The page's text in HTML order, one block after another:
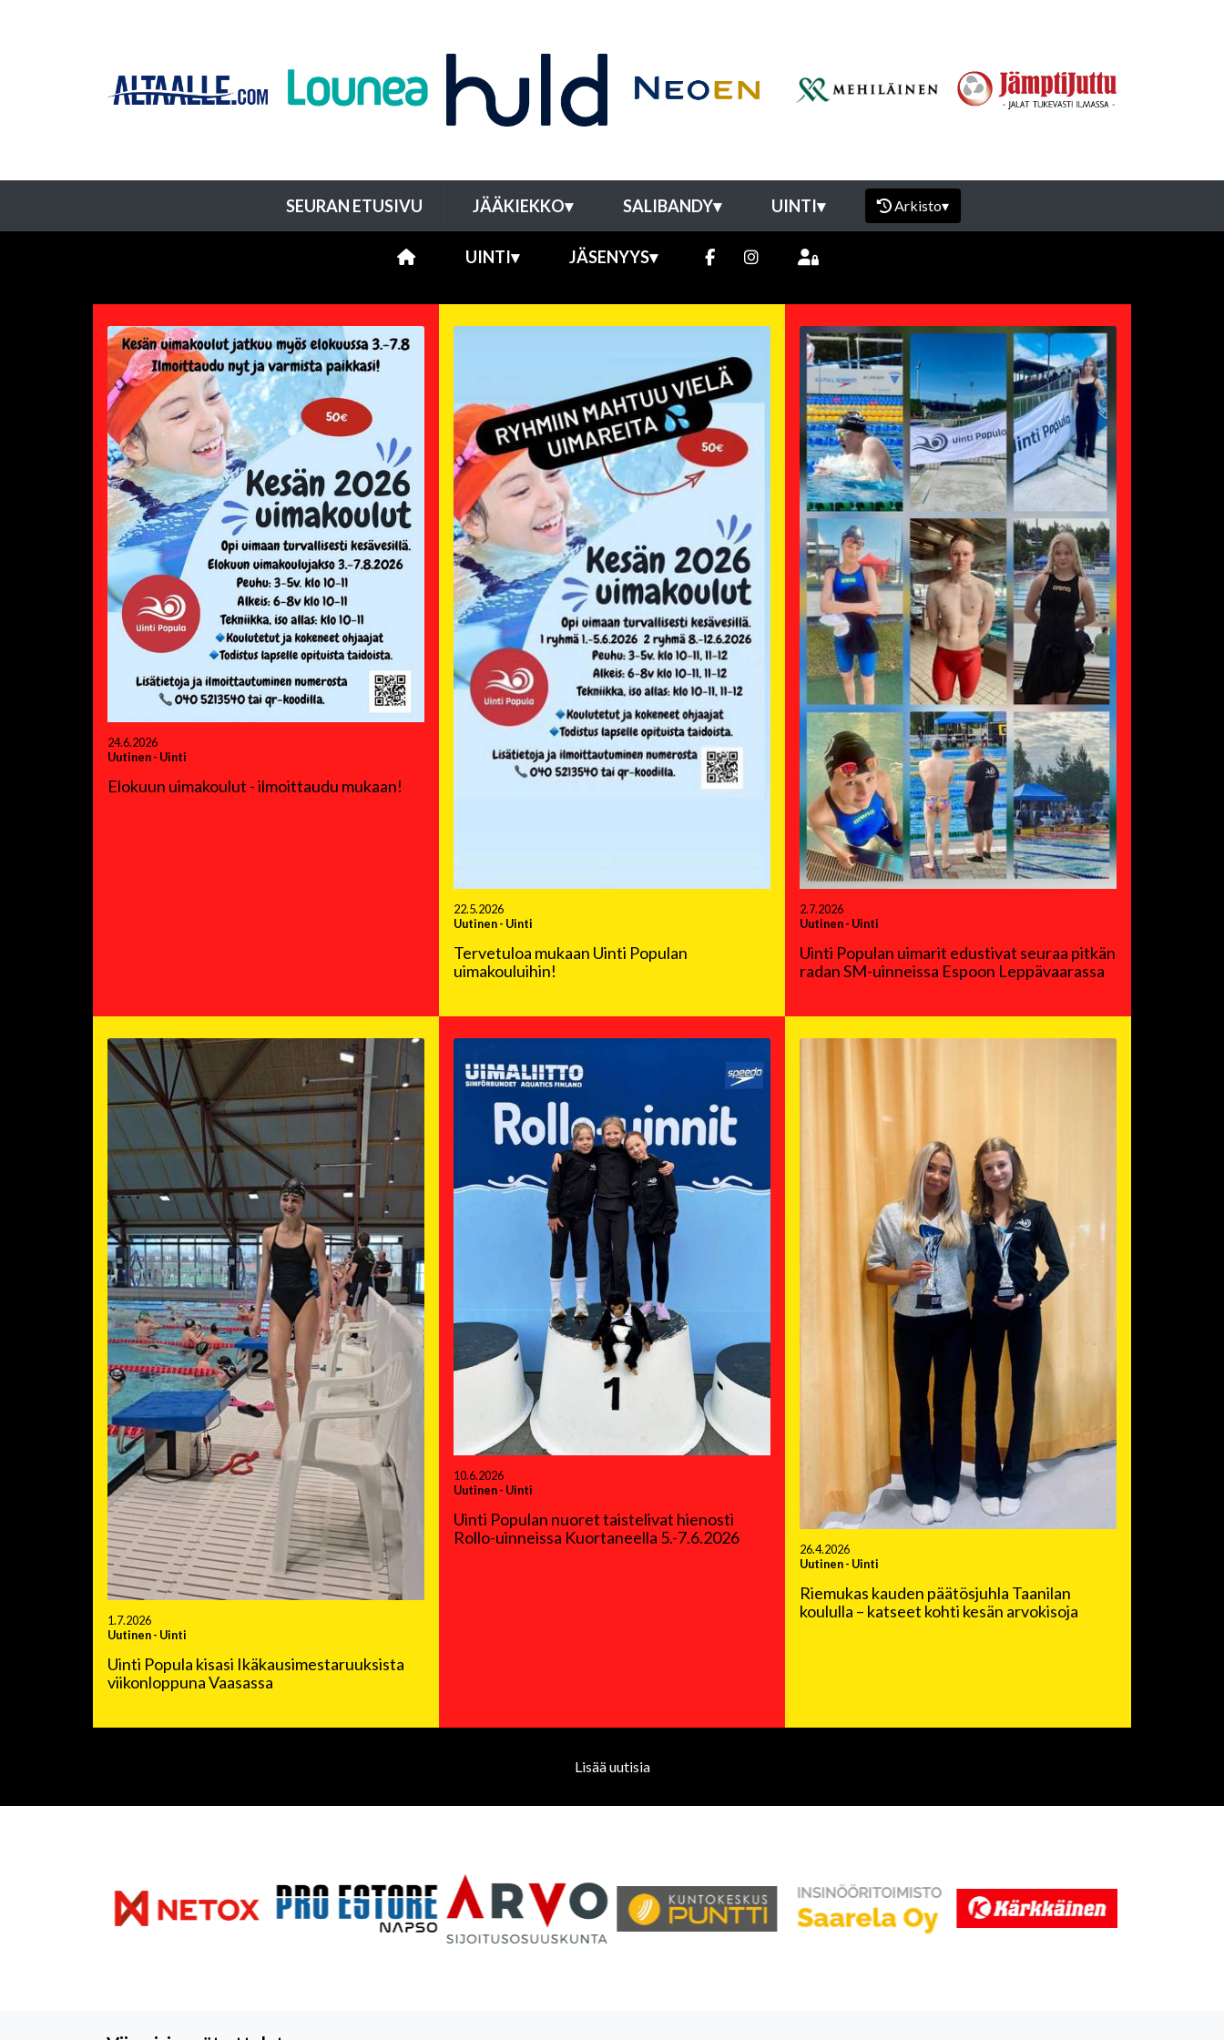
SEURAN ETUSIVU JÄÄKIEKKO▾ SALIBANDY▾ UINTI▾ Arkisto▾
UINTI▾ JÄSENYYS▾
24.6.2026
Uutinen- Uinti
Elokuun uimakoulut - ilmoittaudu mukaan!
22.5.2026
Uutinen- Uinti
Tervetuloa mukaan Uinti Populan
uimakouluihin!
2.7.2026
Uutinen- Uinti
Uinti Populan uimarit edustivat seuraa pitkän
radan SM-uinneissa Espoon Leppävaarassa
1.7.2026
Uutinen- Uinti
Uinti Popula kisasi Ikäkausimestaruuksista
viikonloppuna Vaasassa
10.6.2026
Uutinen- Uinti
Uinti Populan nuoret taistelivat hienosti
Rollo-uinneissa Kuortaneella 5.-7.6.2026
26.4.2026
Uutinen- Uinti
Riemukas kauden päätösjuhla Taanilan
koululla – katseet kohti kesän arvokisoja
Lisää uutisia